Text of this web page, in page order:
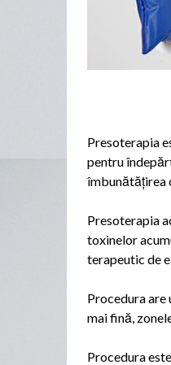
Presoterapia
pentru
îmbunătățirea
Presoterapia
toxinelor
terapeutic de
Procedura are
mai fină,
Procedura